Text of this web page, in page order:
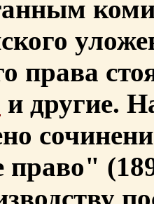
права
и другие.
право"